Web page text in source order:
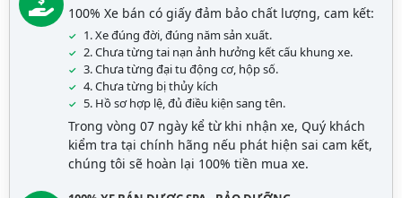
100% Xe bán có giấy đảm bảo chất lượng, cam kết:
1. Xe đúng đời, đúng năm sản xuất.
2. Chưa từng tai nạn ảnh hưởng kết cấu khung xe.
3. Chưa từng đại tu động cơ, hộp số.
4. Chưa từng bị thủy kích
5. Hồ sơ hợp lệ, đủ điều kiện sang tên.
Trong vòng 07 ngày kể từ khi nhận xe, Quý khách
kiểm tra tại chính hãng nếu phát hiện sai cam kết,
chúng tôi sẽ hoàn lại 100% tiền mua xe.